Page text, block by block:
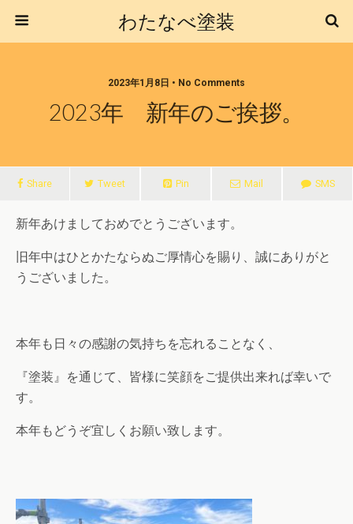
わたなべ塗装
2023年1月8日 • No Comments
2023年 新年のご挨拶。
Share Tweet Pin Mail SMS
新年あけましておめでとうございます。
旧年中はひとかたならぬご厚情心を賜り、誠にありがと
うございました。
本年も日々の感謝の気持ちを忘れることなく、
『塗装』を通じて、皆様に笑顔をご提供出来れば幸いで
す。
本年もどうぞ宜しくお願い致します。